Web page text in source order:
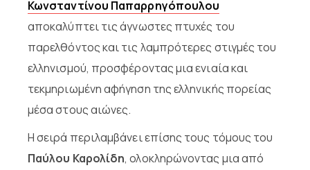
Κωνσταντίνου Παπαρρηγόπουλου
αποκαλύπτει τις άγνωστες πτυχές του
παρελθόντος και τις λαμπρότερες στιγμές του
ελληνισμού, προσφέροντας μια ενιαία και
τεκμηριωμένη αφήγηση της ελληνικής πορείας
μέσα στους αιώνες.
Η σειρά περιλαμβάνει επίσης τους τόμους του
Παύλου Καρολίδη, ολοκληρώνοντας μια από